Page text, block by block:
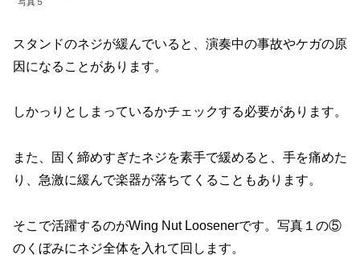
スタンドのネジが緩んでいると、演奏中の事故やケガの原
因になることがあります。
しかっりとしまっているかチェックする必要があります。
また、固く締めすぎたネジを素手で緩めると、手を痛めた
り、急激に緩んで楽器が落ちてくることもあります。
そこで活躍するのがWing Nut Loosenerです。写真１の⑤
のくぼみにネジ全体を入れて回します。